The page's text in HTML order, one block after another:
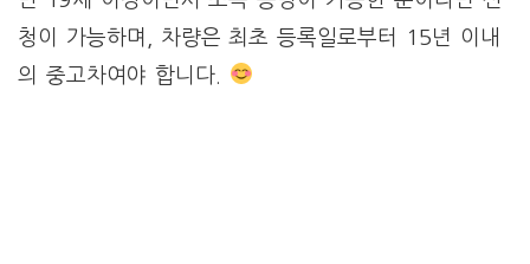
청이 가능하며, 차량은 최초 등록일로부터 15년 이내
의 중고차여야 합니다.